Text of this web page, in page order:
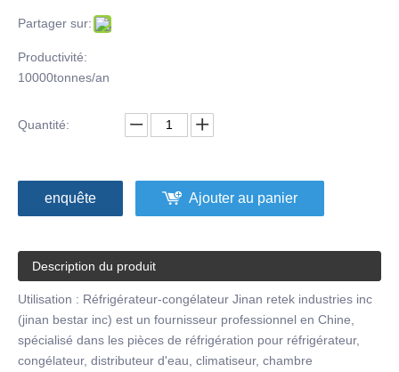
Partager sur:
Productivité:
10000tonnes/an
Quantité:
enquête Ajouter au panier
Description du produit
Utilisation : Réfrigérateur-congélateur Jinan retek industries inc
(jinan bestar inc) est un fournisseur professionnel en Chine,
spécialisé dans les pièces de réfrigération pour réfrigérateur,
congélateur, distributeur d'eau, climatiseur, chambre